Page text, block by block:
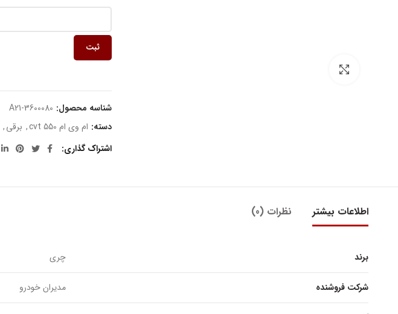
ثبت
شناسه محصول: A21-3600080
دسته: ام وی ام 550 cvt , برقی,
اشتراک گذاری
اطلاعات بیشتر نظرات (0)
برند چری
شرکت فروشنده مدیران خودرو